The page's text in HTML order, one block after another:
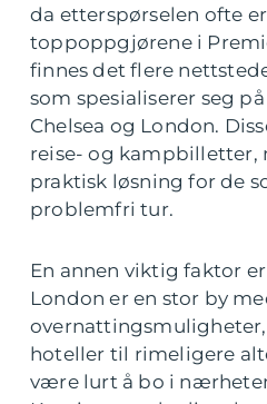
da etterspørselen ofte
toppoppgjørene i
finnes det flere
som spesialiserer seg
Chelsea og London.
reise- og kampbilletter,
praktisk løsning for de
problemfri tur.
En annen viktig faktor
London er en stor by
hoteller til rimeligere
være lurt å bo i